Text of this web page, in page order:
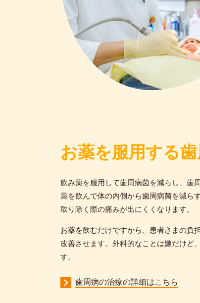
お薬を服用する
飲み薬を服用して歯周病菌を減らし、歯
薬を飲んで体の内側から歯周病菌を減ら
取り除く際の痛みが出にくくなります。
お薬を飲むだけですから、患者さまの負
改善させます。外科的なことは嫌だけど
す。
歯周病の治療の詳細はこちら